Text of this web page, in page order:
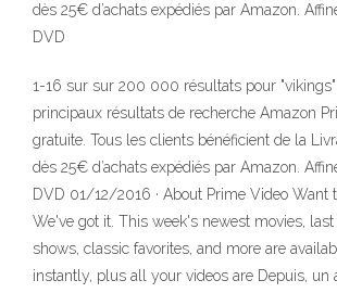
dès 25€ d’achats expédiés par Amazon.
DVD
1-16 sur sur 200 000 résultats pour "vikings"
principaux résultats de recherche Amazon
gratuite. Tous les clients bénéficient de la
dès 25€ d’achats expédiés par Amazon.
DVD 01/12/2016 · About Prime Video Want
We've got it. This week's newest movies,
shows, classic favorites, and more are
instantly, plus all your videos are Depuis, un